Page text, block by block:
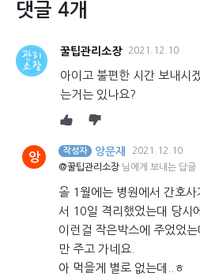
댓글 4개
꿀팁관리소장 2021.12.10
아이고 불편한 시간 보내시
는거는 있나요?
앙 작성자 앙문재
2021.12.10
@꿀팁관리소장 님에게 보내는 답글
올 1월에는 병원에서 간호
서 10일 격리했었는대 당시
이런걸 작은박스에 주었었
만 주고 가네요.
아 먹을게 별로 없는데..ㅎ